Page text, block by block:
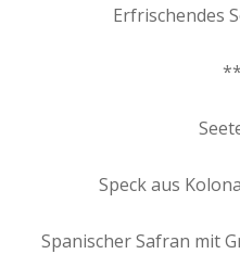
Erfrischendes
Speck aus
Spanischer Safran mit